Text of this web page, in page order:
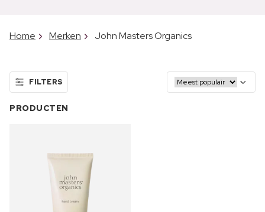
Home Merken John Masters Organics
FILTERS
PRODUCTEN